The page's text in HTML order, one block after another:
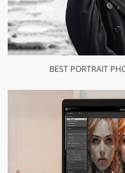
BEST PORTRAIT